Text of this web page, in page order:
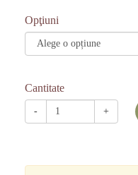
Opţiuni
Cantitate
- +